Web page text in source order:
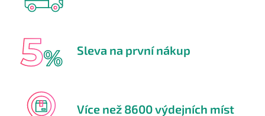
Sleva na první nákup
Více než 8600 výdejních míst